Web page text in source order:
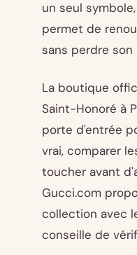
un seul
permet de
sans perdre
La boutique
Saint-Honoré à
porte d'entrée
vrai, comparer
toucher avant
Gucci.com
collection avec
conseille de